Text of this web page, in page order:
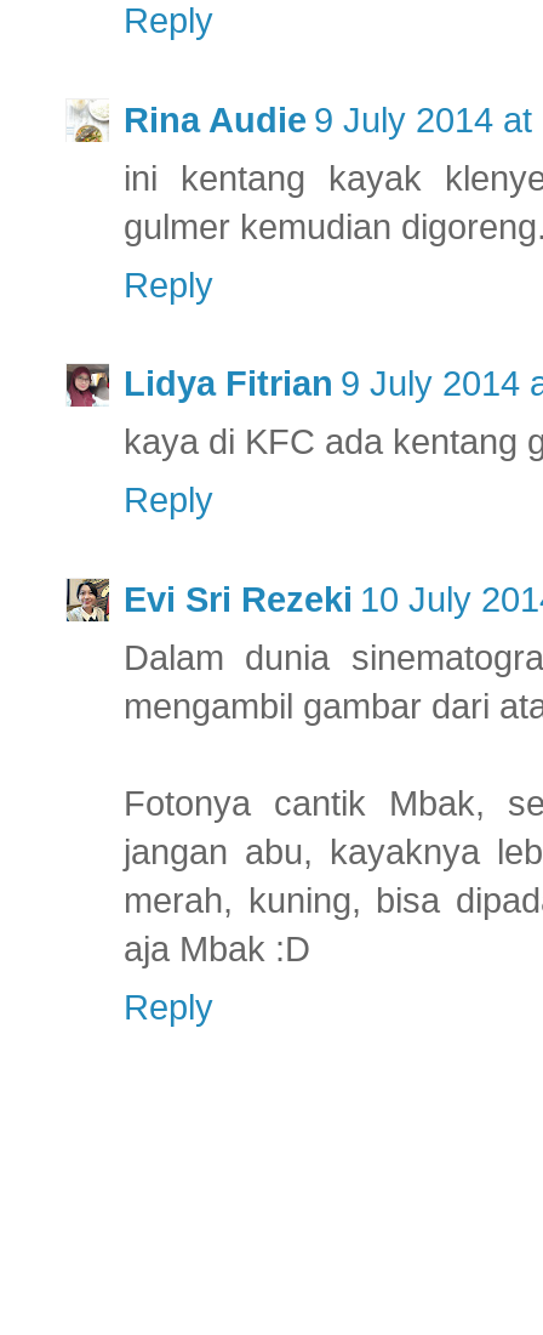
Reply
Rina Audie 9 July 2014 at
ini kentang kayak
gulmer kemudian
Reply
Lidya Fitrian 9 July 2014
kaya di KFC ada kentang
Reply
Evi Sri Rezeki 10 July
Dalam dunia
mengambil gambar dari
Fotonya cantik Mbak,
jangan abu, kayaknya
merah, kuning, bisa
aja Mbak :D
Reply